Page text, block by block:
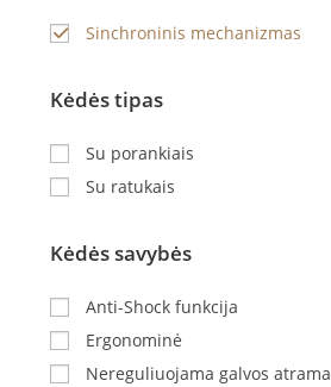
Sinchroninis mechanizmas
Kėdės tipas
Su porankiais
Su ratukais
Kėdės savybės
Anti-Shock funkcija
Ergonominė
Nereguliuojama galvos atrama